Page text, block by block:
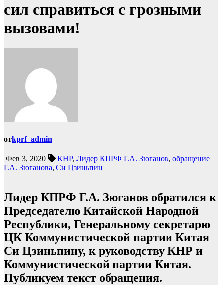
сил справиться с грозными
вызовами!
отkprf_admin
Фев 3, 2020 КНР, Лидер КПРФ Г.А. Зюганов, обращение
Г.А. Зюганова, Си Цзиньпин
Лидер КПРФ Г.А. Зюганов обратился к
Председателю Китайской Народной
Республики, Генеральному секретарю
ЦК Коммунистической партии Китая
Си Цзиньпину, к руководству КНР и
Коммунистической партии Китая.
Публикуем текст обращения.